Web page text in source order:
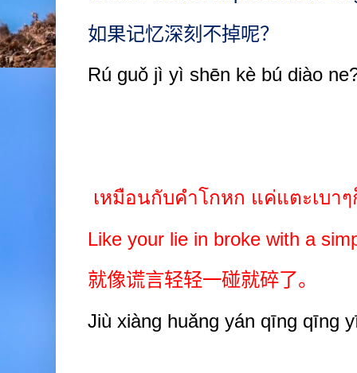
如果记忆深刻不掉呢？
Rú guǒ jì yì shēn kè bú diào
เหมือนกับคำโกหก แค่แตะเบา
Like your lie in broke with a
就像谎言轻轻一碰就碎了。
Jiù xiàng huǎng yán qīng qīng